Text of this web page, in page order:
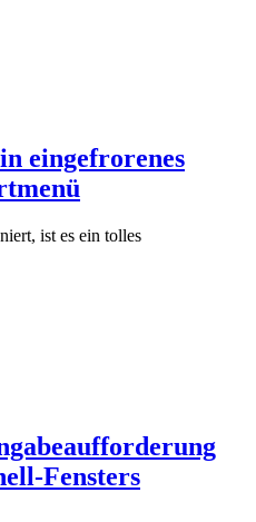
eingefrorenes
ist es ein tolles
Fensters